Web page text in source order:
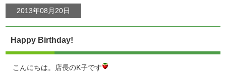
2013年08月20日
Happy Birthday!
こんにちは。店長のK子です